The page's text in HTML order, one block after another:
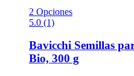
2 Opciones
5.0 (1)
Bavicchi Semillas
Bio, 300 g